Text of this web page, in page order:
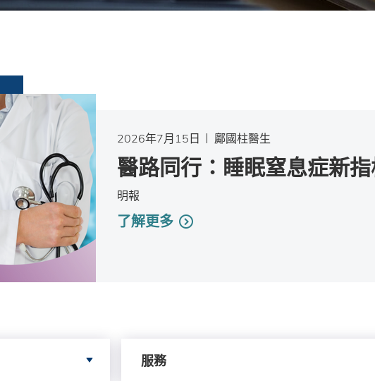
2026年7月15日 鄺國柱醫生
醫路同行：睡眠窒息症新
明報
了解更多
服務